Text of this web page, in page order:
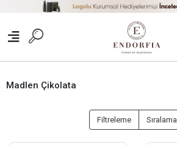
Madlen Çikolata
Filtreleme Sıralama